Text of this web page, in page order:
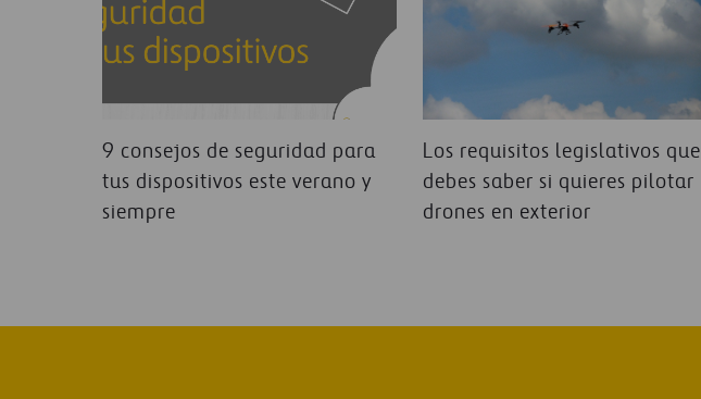
9 consejos de seguridad para
tus dispositivos este verano y
siempre
Los requisitos legislativos que
debes saber si quieres pilotar
drones en exterior